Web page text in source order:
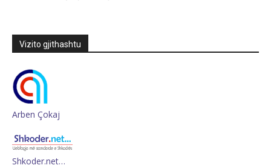
Vizito gjithashtu
Arben Çokaj
Shkoder.net…